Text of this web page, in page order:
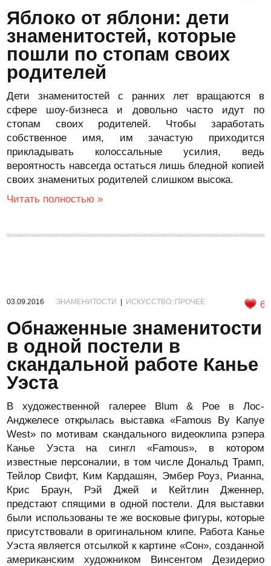
Яблоко от яблони: дети
знаменитостей, которые
пошли по стопам своих
родителей
Дети знаменитостей с ранних лет вращаются в
сфере шоу-бизнеса и довольно часто идут по
стопам своих родителей. Чтобы заработать
собственное имя, им зачастую приходится
прикладывать колоссальные усилия, ведь
вероятность навсегда остаться лишь бледной копией
своих знаменитых родителей слишком высока.
Читать полностью »
03.09.2016 ЗНАМЕНИТОСТИ ИСКУССТВО::ПРОЧЕЕ 6
Обнаженные знаменитости
в одной постели в
скандальной работе Канье
Уэста
В художественной галерее Blum & Poe в Лос-
Анджелесе открылась выставка «Famous By Kanye
West» по мотивам скандального видеоклипа рэпера
Канье Уэста на сингл «Famous», в котором
известные персоналии, в том числе Дональд Трамп,
Тейлор Свифт, Ким Кардашян, Эмбер Роуз, Рианна,
Крис Браун, Рэй Джей и Кейтлин Дженнер,
предстают спящими в одной постели. Для выставки
были использованы те же восковые фигуры, которые
присутствовали в оригинальном клипе. Работа Канье
Уэста является отсылкой к картине «Сон», созданной
американским художником Винсентом Дезидерио